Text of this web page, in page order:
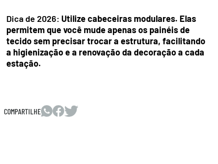
Dica de 2026: Utilize cabeceiras modulares. Elas
permitem que você mude apenas os painéis de
tecido sem precisar trocar a estrutura, facilitando
a higienização e a renovação da decoração a cada
estação.
COMPARTILHE